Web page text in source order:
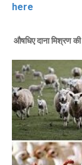
here
औषधिए दाना मिश्रण की